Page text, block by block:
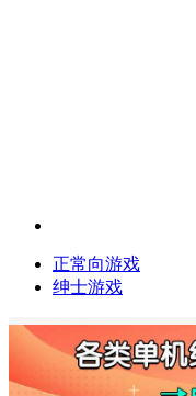
正常向游戏
绅士游戏